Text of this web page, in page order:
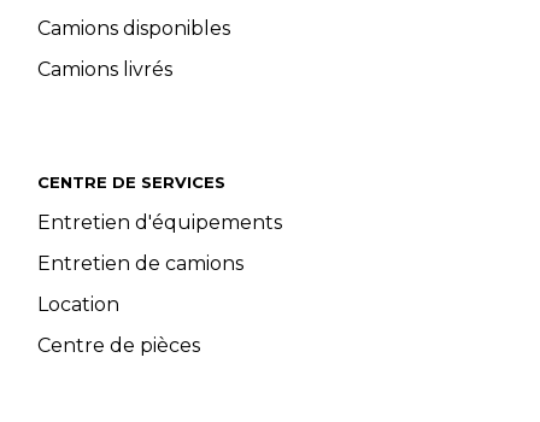
Camions disponibles
Camions livrés
CENTRE DE SERVICES
Entretien d'équipements
Entretien de camions
Location
Centre de pièces